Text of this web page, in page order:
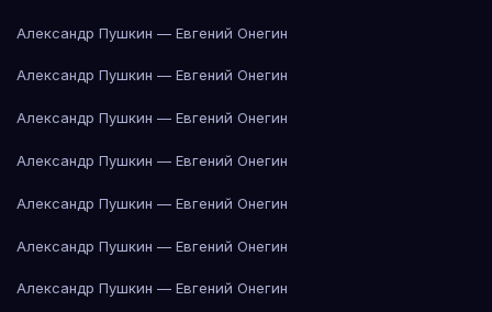
Александр Пушкин — Евгений Онегин
Александр Пушкин — Евгений Онегин
Александр Пушкин — Евгений Онегин
Александр Пушкин — Евгений Онегин
Александр Пушкин — Евгений Онегин
Александр Пушкин — Евгений Онегин
Александр Пушкин — Евгений Онегин